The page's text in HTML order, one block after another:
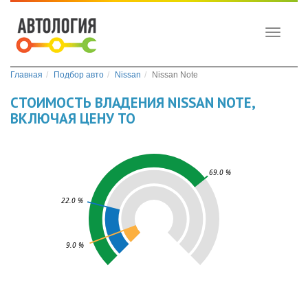
Toggle
Главная Подбор авто Nissan Nissan Note
СТОИМОСТЬ ВЛАДЕНИЯ NISSAN NOTE,
ВКЛЮЧАЯ ЦЕНУ ТО
69.0 %
22.0 %
9.0 %